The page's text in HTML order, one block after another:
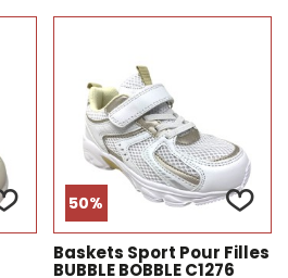
50%
Baskets Sport Pour Filles
BUBBLE BOBBLE C1276